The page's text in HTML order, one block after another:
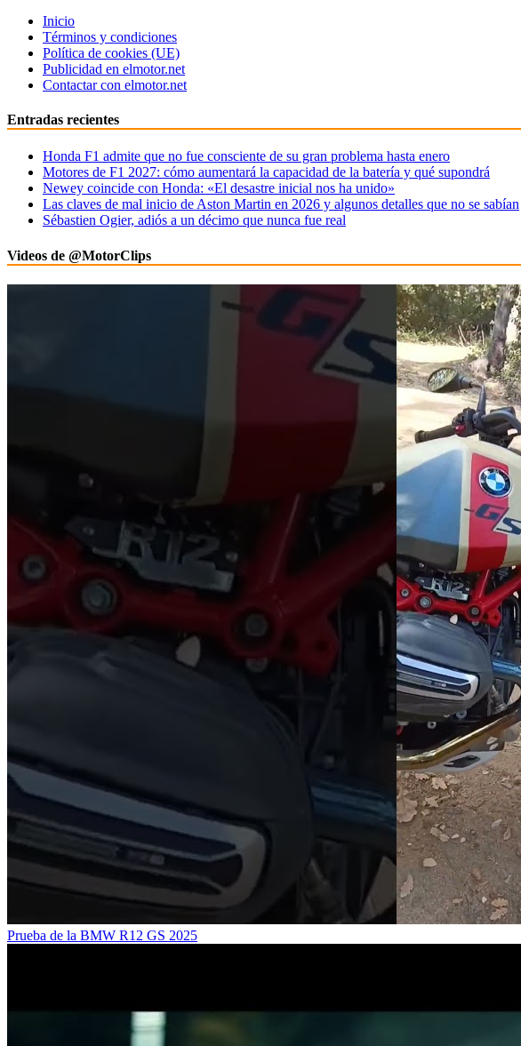
Inicio
Términos y condiciones
Política de cookies (UE)
Publicidad en elmotor.net
Contactar con elmotor.net
Entradas recientes
Honda F1 admite que no fue consciente de su gran problema hasta enero
Motores de F1 2027: cómo aumentará la capacidad de la batería y qué supondrá
Newey coincide con Honda: «El desastre inicial nos ha unido»
Las claves de mal inicio de Aston Martin en 2026 y algunos detalles que no se sabían
Sébastien Ogier, adiós a un décimo que nunca fue real
Videos de @MotorClips
Prueba de la BMW R12 GS 2025